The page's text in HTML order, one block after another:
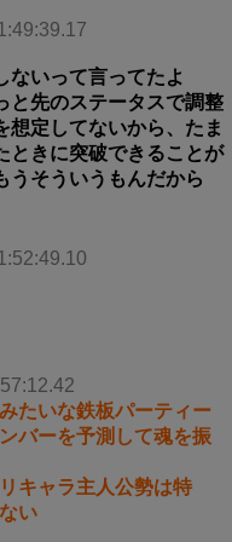
ないって言ってたよ
と先のステータスで調整
想定してないから、たま
ときに突破できることが
うそういうもんだから
たいな鉄板パーティー
バーを予測して魂を振
キャラ主人公勢は特
い